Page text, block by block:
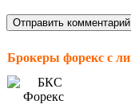
Брокеры форекс с